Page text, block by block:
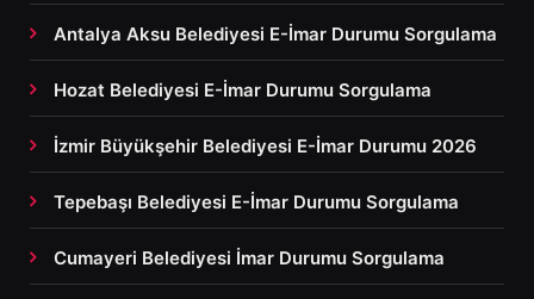
Antalya Aksu Belediyesi E-İmar Durumu Sorgulama
Hozat Belediyesi E-İmar Durumu Sorgulama
İzmir Büyükşehir Belediyesi E-İmar Durumu 2026
Tepebaşı Belediyesi E-İmar Durumu Sorgulama
Cumayeri Belediyesi İmar Durumu Sorgulama